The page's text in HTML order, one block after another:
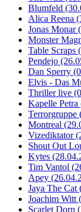
Blumfeld
Alica Reena
Jonas Monar
Monster
Table Scraps
Pendejo
Dan Sperry
Elvis - Das
Thriller live
Kapelle Petra
Terrorgruppe
Montreal
Vizediktator
Shout Out
Kytes
Tim Vantol
Apey
Jaya The Cat
Joachim Witt
Scarlet Dorn